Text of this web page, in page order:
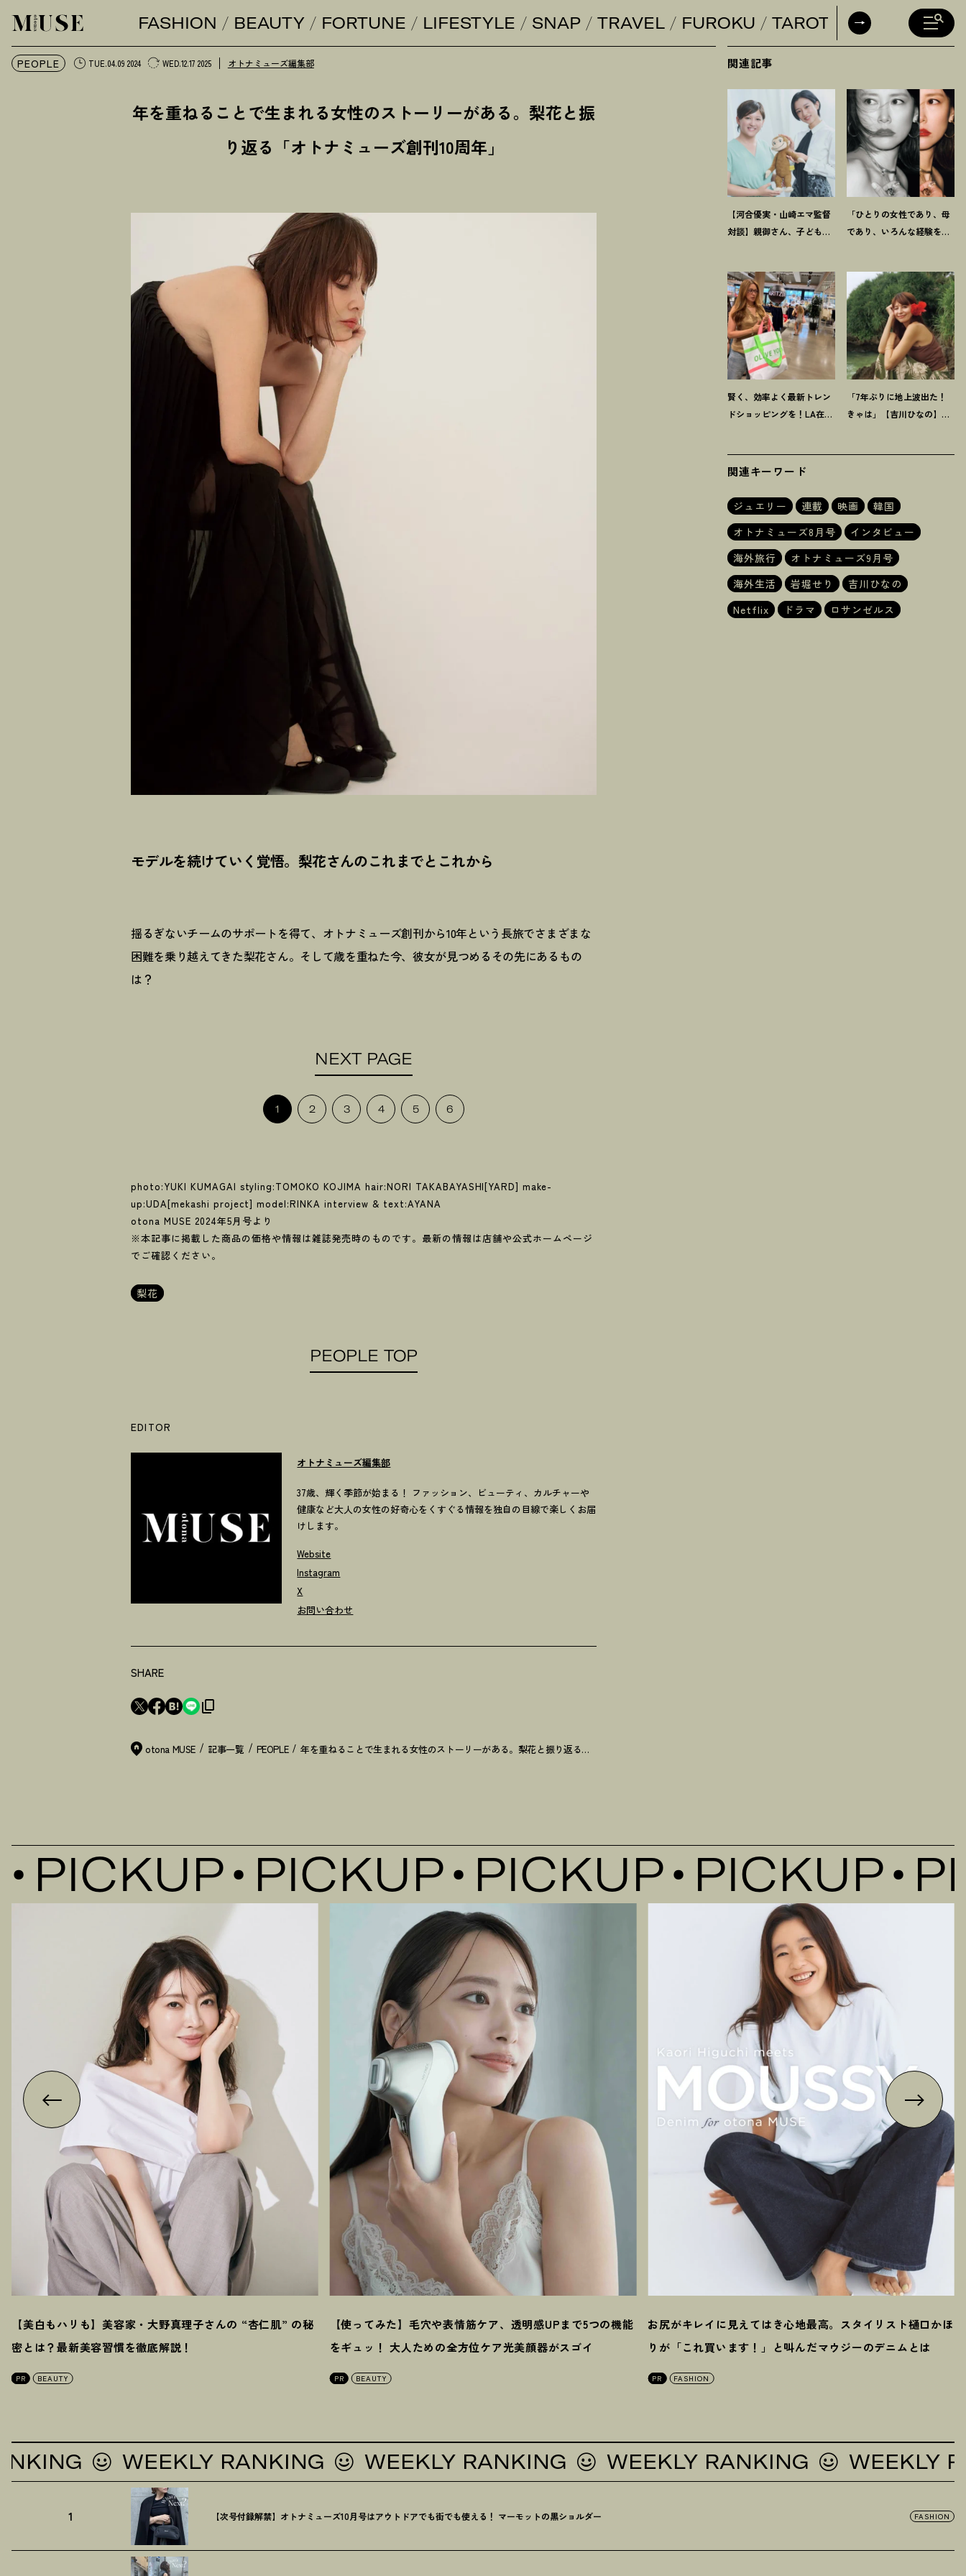
オトナミューズ ウェブFASHION BEAUTY FORTUNE LIFESTYLE SNAP TRAVEL FUROKU TAROT DAILY
PEOPLE TUE.04.09 2024 WED.12.17 2025 オトナミューズ編集部
年を重ねることで生まれる女性のストーリーがある。梨花と振
り返る「オトナミューズ創刊10周年」
モデルを続けていく覚悟。梨花さんのこれまでとこれから
揺るぎないチームのサポートを得て、オトナミューズ創刊から10年という長旅でさまざまな
困難を乗り越えてきた梨花さん。そして歳を重ねた今、彼女が見つめるその先にあるもの
は ？
NEXT PAGE
1 2 3 4 5 6
photo:YUKI KUMAGAI styling:TOMOKO KOJIMA hair:NORI TAKABAYASHI[YARD] make-
up:UDA[mekashi project] model:RINKA interview & text:AYANA
otona MUSE 2024年5月号より
※本記事に掲載した商品の価格や情報は雑誌発売時のものです。最新の情報は店舗や公式ホームページ
でご確認ください。
梨花
PEOPLE TOP
EDITOR
オトナミューズ編集部
37歳、輝く季節が始まる！ ファッション、ビューティ、カルチャーや
健康など大人の女性の好奇心をくすぐる情報を独自の目線で楽しくお届
けします。
Website
Instagram
X
お問い合わせ
SHARE
otona MUSE 記事一覧 PEOPLE 年を重ねることで生まれる女性のストーリーがある。梨花と振り返る「オトナミューズ創刊10周年」
関連記事
【河合優実・山崎エマ監督
対談】親御さん、子どもに
す！映画『モンキービジネ
ス』
「ひとりの女性であり、母
であり、いろんな経験をし
賢く、効率よく最新トレン
ドショッピングを ！ LA在住
「7年ぶりに地上波出た ！
きゃは」【吉川ひなの】最
関連キーワード
ジュエリー 連載 映画
韓国
オトナミューズ8月号
インタビュー
海外旅行
オトナミューズ9月号
海外生活
岩堀せり
吉川ひなの
Netflix
ドラマ ロサンゼルス
PICKUP PICKUP PICKUP
【美白もハリも】美容家・大野真理子さんの “杏仁肌” の秘
密とは？最新美容習慣を徹底解説 ！
PR BEAUTY
【使ってみた】毛穴や表情筋ケア、透明感UPまで5つの機能
をギュッ ！ 大人ための全方位ケア光美顔器がスゴイ
PR BEAUTY
お尻がキレイに見えてはき心地最高。スタイリスト樋口かほ
りが「これ買います ！ 」と叫んだマウジーのデニムとは
PR FASHION
WEEKLY RANKING WEEKLY RANKING WEEKLY RANKING WEEKLY
1 【次号付録解禁】オトナミューズ10月号はアウトドアでも街でも使える ！ マーモットの黒ショルダー FASHION